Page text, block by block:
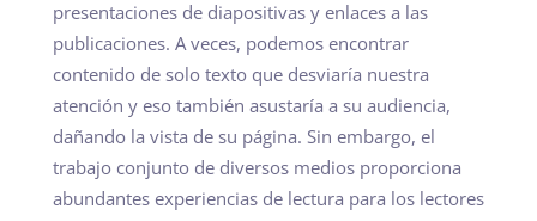
presentaciones de diapositivas y enlaces a las
publicaciones. A veces, podemos encontrar
contenido de solo texto que desviaría nuestra
atención y eso también asustaría a su audiencia,
dañando la vista de su página. Sin embargo, el
trabajo conjunto de diversos medios proporciona
abundantes experiencias de lectura para los lectores